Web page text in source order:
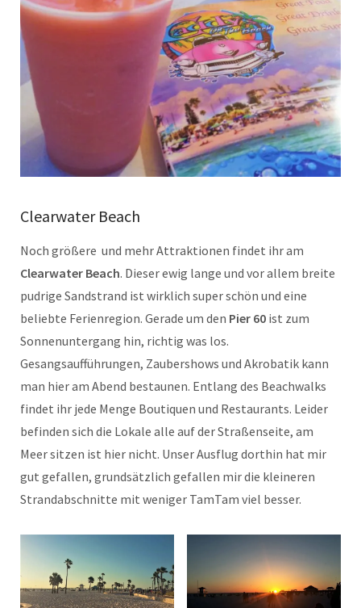
Clearwater Beach
Noch größere und mehr Attraktionen findet ihr am
Clearwater Beach. Dieser ewig lange und vor allem breite
pudrige Sandstrand ist wirklich super schön und eine
beliebte Ferienregion. Gerade um den Pier 60 ist zum
Sonnenuntergang hin, richtig was los.
Gesangsaufführungen, Zaubershows und Akrobatik kann
man hier am Abend bestaunen. Entlang des Beachwalks
findet ihr jede Menge Boutiquen und Restaurants. Leider
befinden sich die Lokale alle auf der Straßenseite, am
Meer sitzen ist hier nicht. Unser Ausflug dorthin hat mir
gut gefallen, grundsätzlich gefallen mir die kleineren
Strandabschnitte mit weniger TamTam viel besser.